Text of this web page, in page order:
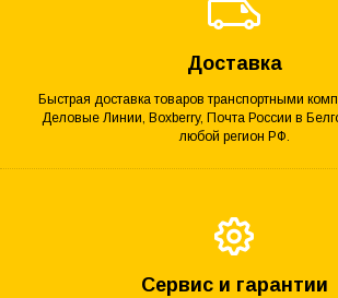
Доставка
Быстрая доставка товаров транспортными
Деловые Линии, Boxberry, Почта России в
любой регион РФ.
Сервис и гарантии